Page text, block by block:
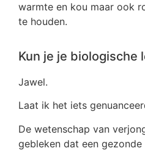
warmte en kou maar ook
te houden.
Kun je je biologische
Jawel.
Laat ik het iets
De wetenschap van
gebleken dat een